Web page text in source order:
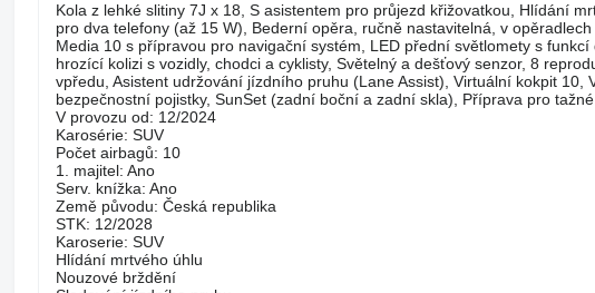
Kola z lehké slitiny 7J x 18, S asistentem pro průjezd křižovatkou, Hlídání
pro dva telefony (až 15 W), Bederní opěra, ručně nastavitelná, v
Media 10 s přípravou pro navigační systém, LED přední světlomety s
hrozící kolizi s vozidly, chodci a cyklisty, Světelný a dešťový senzor, 8
vpředu, Asistent udržování jízdního pruhu (Lane Assist), Virtuální kokpit
bezpečnostní pojistky, SunSet (zadní boční a zadní skla), Příprava pro
V provozu od: 12/2024
Karosérie: SUV
Počet airbagů: 10
1. majitel: Ano
Serv. knížka: Ano
Země původu: Česká republika
STK: 12/2028
Karoserie: SUV
Hlídání mrtvého úhlu
Nouzové brždění